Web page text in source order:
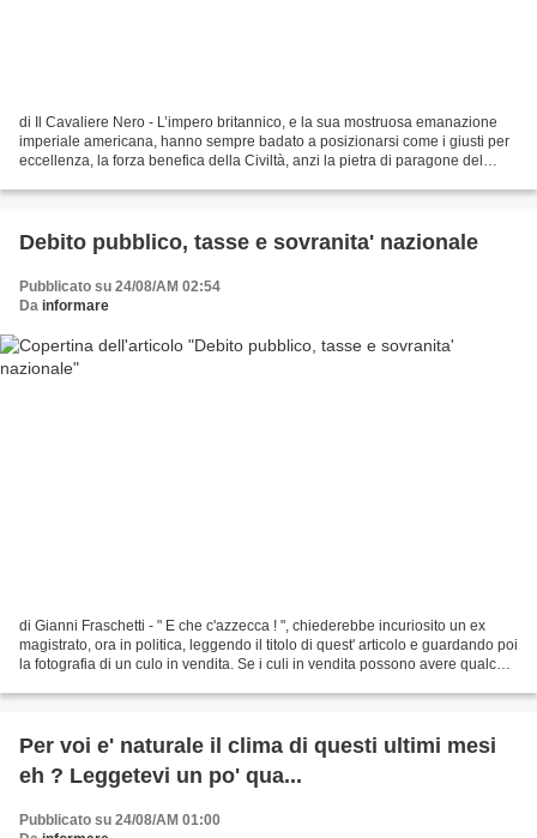
di Il Cavaliere Nero - L’impero britannico, e la sua mostruosa emanazione
imperiale americana, hanno sempre badato a posizionarsi come i giusti per
eccellenza, la forza benefica della Civiltà, anzi la pietra di paragone del
Debito pubblico, tasse e sovranita' nazionale
Pubblicato su 24/08/AM 02:54
Da informare
di Gianni Fraschetti - " E che c'azzecca ! ", chiederebbe incuriosito un ex
magistrato, ora in politica, leggendo il titolo di quest' articolo e guardando poi
la fotografia di un culo in vendita. Se i culi in vendita possono avere qualche
Per voi e' naturale il clima di questi ultimi mesi
eh ? Leggetevi un po' qua...
Pubblicato su 24/08/AM 01:00